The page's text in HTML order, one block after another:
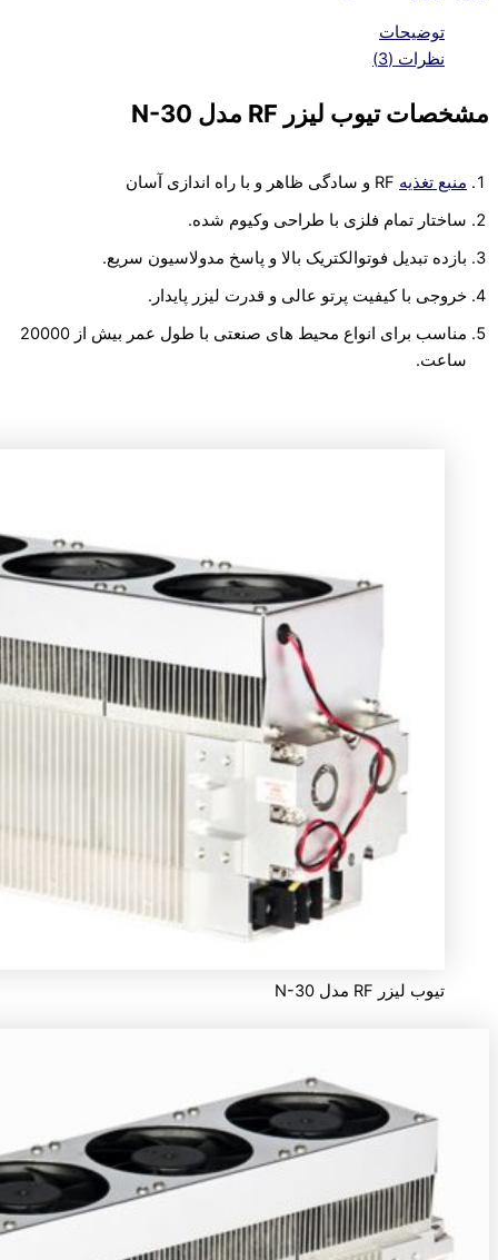
توضیحات
نظرات (3)
مشخصات تیوب لیزر RF مدل N-30
منبع تغذیه
ساختار تمام فلزی با طراحی وکیوم شده.
بازده تبدیل فوتوالکتریک بالا و پاسخ مدولاسیون سریع.
خروجی با کیفیت پرتو عالی و قدرت لیزر پایدار.
مناسب برای انواع محیط های صنعتی با طول عمر بیش از 20000
ساعت.
تیوب لیزر RF مدل N-30